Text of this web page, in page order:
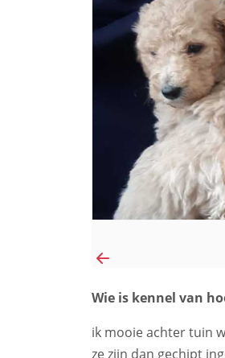
Wie is kennel van
ik mooie achter tuin
ze zijn dan gechipt